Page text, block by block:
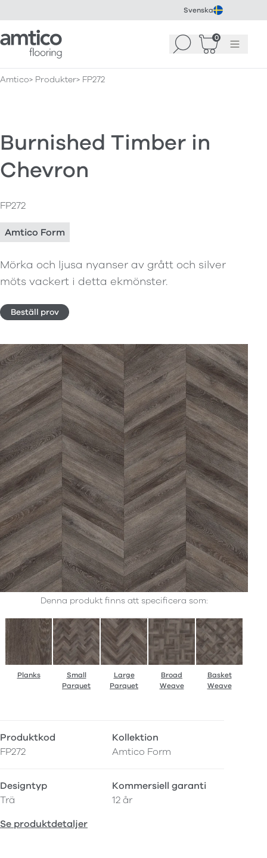
Svenska
Amtico Flooring Sök 0
Korg 0)Meny
Amtico Produkter FP272
Burnished Timber in
Chevron
FP272
Amtico Form
Mörka och ljusa nyanser av grått och silver
möts vackert i detta ekmönster.
Beställ prov
Denna produkt finns att specificera som:
Planks
Small
Parquet
Large
Parquet
Broad
Weave
Basket
Weave
Produktkod
FP272
Kollektion
Amtico Form
Designtyp
Trä
Kommersiell garanti
12 år
Se produktdetaljer